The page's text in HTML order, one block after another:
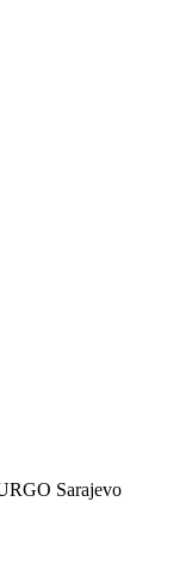
Sarajevo